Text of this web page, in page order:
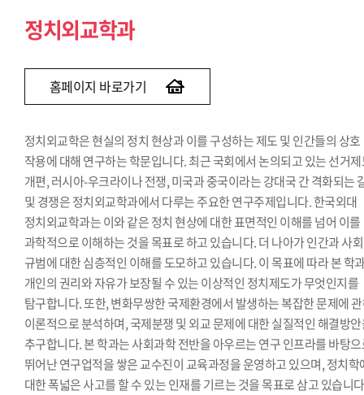
정치외교학과
홈페이지 바로가기
정치외교학은 현실의 정치 현상과 이를 구성하는 제도 및 인간들의 상호
작용에 대해 연구하는 학문입니다. 최근 국회에서 논의되고 있는 선거
개편, 러시아-우크라이나 전쟁, 미국과 중국이라는 강대국 간 격화되는
및 경쟁은 정치외교학과에서 다루는 주요한 연구주제입니다. 한국외대
정치외교학과는 이와 같은 정치 현상에 대한 표면적인 이해를 넘어 이를
과학적으로 이해하는 것을 목표로 하고 있습니다. 더 나아가 인간과 사
규범에 대한 심층적인 이해를 도모하고 있습니다. 이 목표에 따라 본 학
개인의 권리와 자유가 보장될 수 있는 이상적인 정치제도가 무엇인지를
탐구합니다. 또한, 변화무쌍한 국제환경에서 발생하는 복잡한 문제에
이론적으로 분석하며, 국제분쟁 및 외교 문제에 대한 실질적인 해결방
추구합니다. 본 학과는 사회과학 전반을 아우르는 연구 인프라를 바탕
뛰어난 연구업적을 쌓은 교수진이 교육과정을 운영하고 있으며, 정치학
대한 폭넓은 사고를 할 수 있는 인재를 기르는 것을 목표로 삼고 있습니